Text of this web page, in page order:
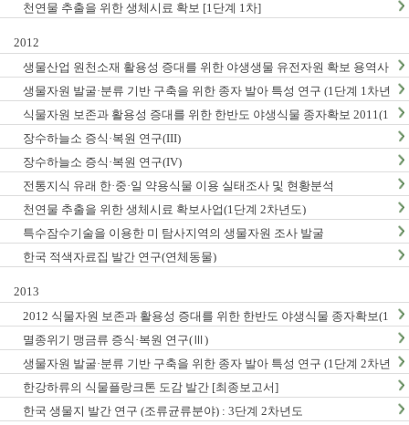
천연물 추출을 위한 생체시료 확보 [1단계 1차]
2012
생물산업 원천소재 활용성 증대를 위한 야생생물 유전자원 확보 용역사
업 (2012년)
생물자원 발굴·분류 기반 구축을 위한 종자 발아 특성 연구 (1단계 1차년
도)
식물자원 보존과 활용성 증대를 위한 한반도 야생식물 종자확보 2011(1
단계1차년도)
장수하늘소 증식·복원 연구(III)
장수하늘소 증식·복원 연구(IV)
전통지식 유래 한·중·일 약용식물 이용 실태조사 및 현황분석
천연물 추출을 위한 생체시료 확보사업(1단계 2차년도)
특수잠수기술을 이용한 미 탐사지역의 생물자원 조사 발굴
한국 적색자료집 발간 연구(연체동물)
2013
2012 식물자원 보존과 활용성 증대를 위한 한반도 야생식물 종자확보(1
단계2차년도)
멸종위기 맹금류 증식·복원 연구(Ⅲ)
생물자원 발굴·분류 기반 구축을 위한 종자 발아 특성 연구 (1단계 2차년
도)
한강하류의 식물플랑크톤 도감 발간 [최종보고서]
한국 생물지 발간 연구 (조류균류분야) : 3단계 2차년도